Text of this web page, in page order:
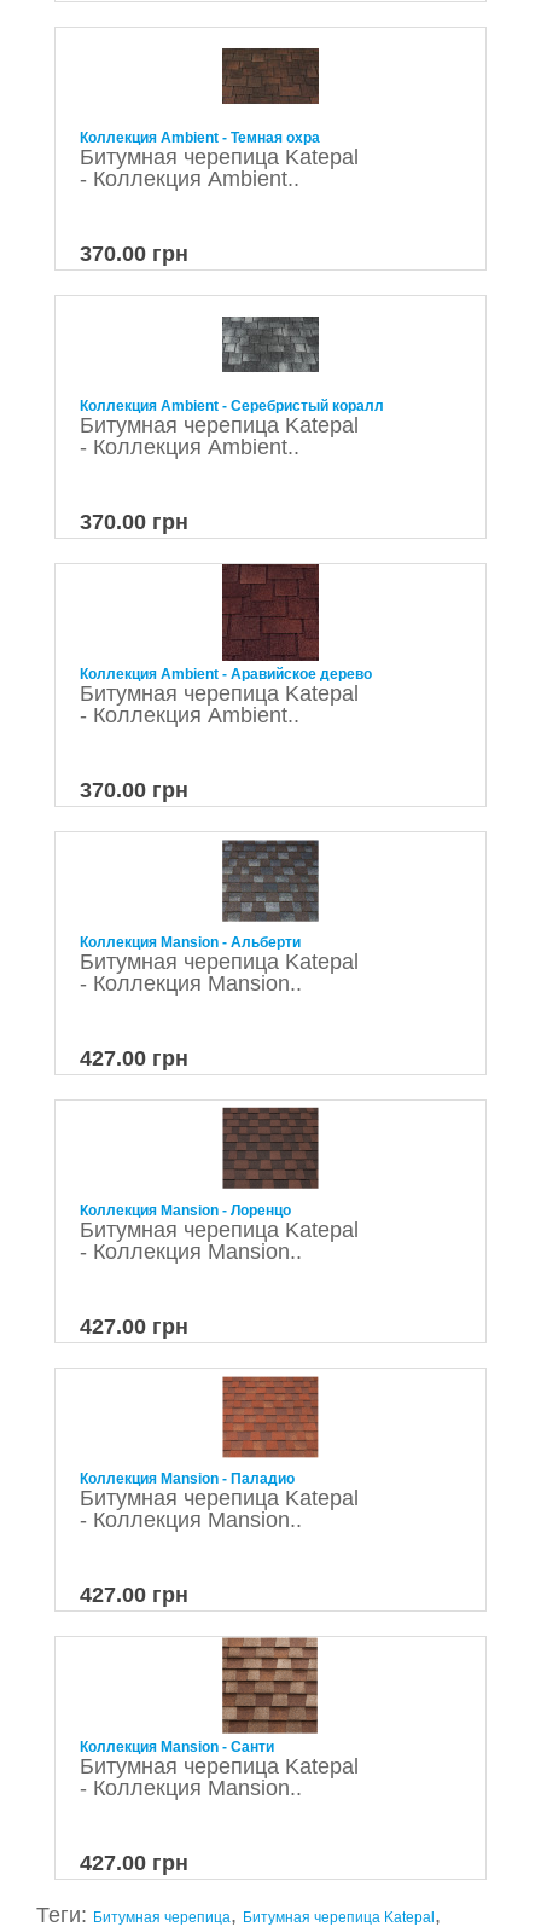
Коллекция Ambient - Темная охра
Битумная черепица Katepal
- Коллекция Ambient..
370.00 грн
Коллекция Ambient - Серебристый коралл
Битумная черепица Katepal
- Коллекция Ambient..
370.00 грн
Коллекция Ambient - Аравийское дерево
Битумная черепица Katepal
- Коллекция Ambient..
370.00 грн
Коллекция Mansion - Альберти
Битумная черепица Katepal
- Коллекция Mansion..
427.00 грн
Коллекция Mansion - Лоренцо
Битумная черепица Katepal
- Коллекция Mansion..
427.00 грн
Коллекция Mansion - Паладио
Битумная черепица Katepal
- Коллекция Mansion..
427.00 грн
Коллекция Mansion - Санти
Битумная черепица Katepal
- Коллекция Mansion..
427.00 грн
Теги: Битумная черепица, Битумная черепица Katepal ,